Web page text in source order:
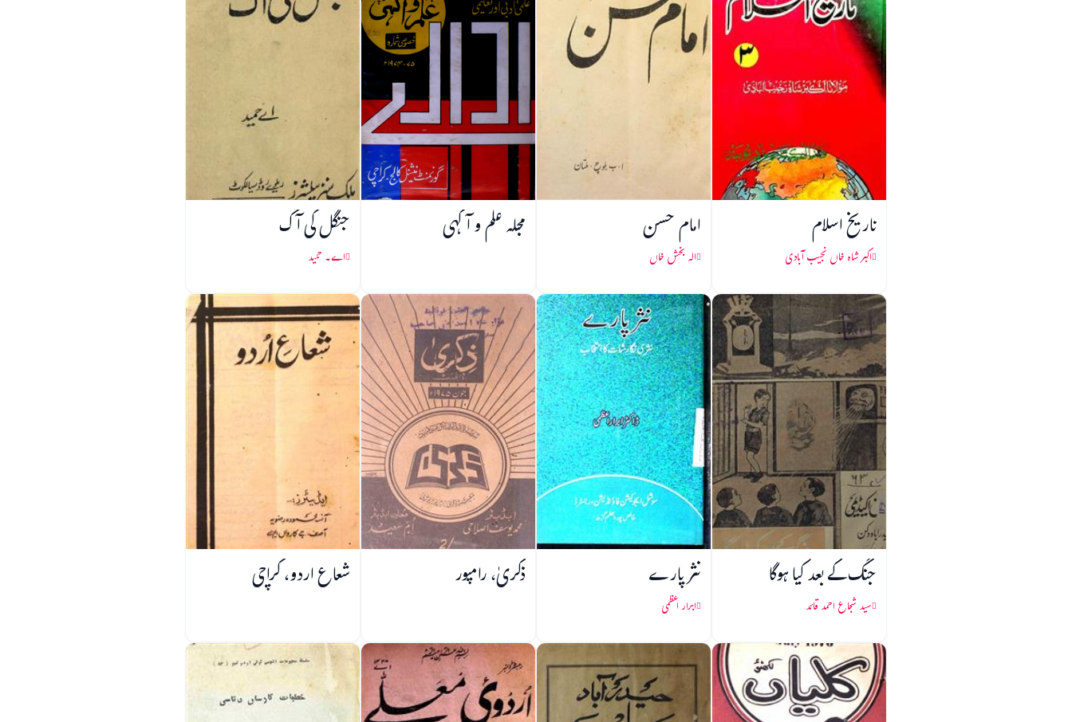
تاریخ اسلام
اکبر شاہ خاں نجیب آبادی
امام حسن
الہ بخش خاں
مجلہ علم و آگہی جنگل کی آگ
اے۔ حمید
جنگ کے بعد کیا ہوگا
سید شجاع احمد قائد
نثر پارے
ابرار اعظمی
ذکریٰ، رامپور شعاع اردو، کراچی